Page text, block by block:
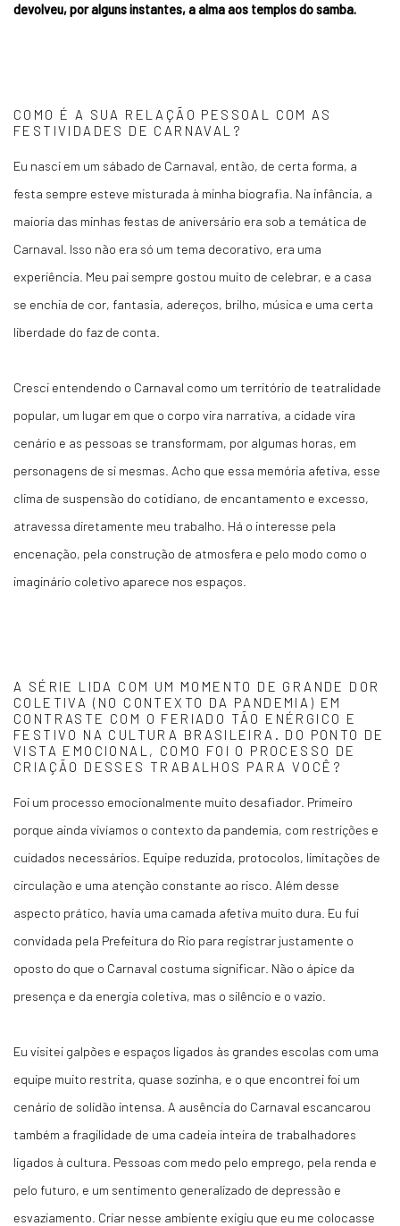
devolveu, por alguns instantes, a alma aos templos do samba.
COMO É A SUA RELAÇÃO PESSOAL COM AS
FESTIVIDADES DE CARNAVAL?
Eu nasci em um sábado de Carnaval, então, de certa forma, a
festa sempre esteve misturada à minha biografia. Na infância, a
maioria das minhas festas de aniversário era sob a temática de
Carnaval. Isso não era só um tema decorativo, era uma
experiência. Meu pai sempre gostou muito de celebrar, e a casa
se enchia de cor, fantasia, adereços, brilho, música e uma certa
liberdade do faz de conta.
Cresci entendendo o Carnaval como um território de teatralidade
popular, um lugar em que o corpo vira narrativa, a cidade vira
cenário e as pessoas se transformam, por algumas horas, em
personagens de si mesmas. Acho que essa memória afetiva, esse
clima de suspensão do cotidiano, de encantamento e excesso,
atravessa diretamente meu trabalho. Há o interesse pela
encenação, pela construção de atmosfera e pelo modo como o
imaginário coletivo aparece nos espaços.
A SÉRIE LIDA COM UM MOMENTO DE GRANDE DOR
COLETIVA (NO CONTEXTO DA PANDEMIA) EM
CONTRASTE COM O FERIADO TÃO ENÉRGICO E
FESTIVO NA CULTURA BRASILEIRA. DO PONTO DE
VISTA EMOCIONAL, COMO FOI O PROCESSO DE
CRIAÇÃO DESSES TRABALHOS PARA VOCÊ?
Foi um processo emocionalmente muito desafiador. Primeiro
porque ainda vivíamos o contexto da pandemia, com restrições e
cuidados necessários. Equipe reduzida, protocolos, limitações de
circulação e uma atenção constante ao risco. Além desse
aspecto prático, havia uma camada afetiva muito dura. Eu fui
convidada pela Prefeitura do Rio para registrar justamente o
oposto do que o Carnaval costuma significar. Não o ápice da
presença e da energia coletiva, mas o silêncio e o vazio.
Eu visitei galpões e espaços ligados às grandes escolas com uma
equipe muito restrita, quase sozinha, e o que encontrei foi um
cenário de solidão intensa. A ausência do Carnaval escancarou
também a fragilidade de uma cadeia inteira de trabalhadores
ligados à cultura. Pessoas com medo pelo emprego, pela renda e
pelo futuro, e um sentimento generalizado de depressão e
esvaziamento. Criar nesse ambiente exigiu que eu me colocasse